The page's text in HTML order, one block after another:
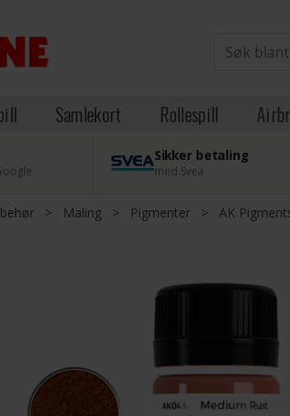
Samlekort Rollespill
Sikker betaling
med Svea
> Maling > Pigmenter > AK